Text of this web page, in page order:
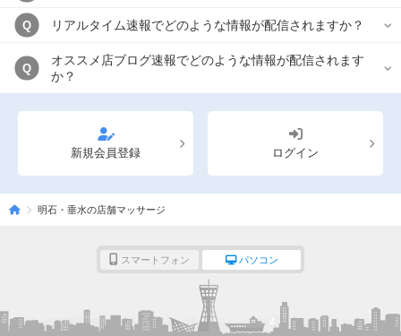
Q リアルタイム速報でどのような情報が配信されますか？
Q
オススメ店ブログ速報でどのような情報が配信されます
か？
新規会員登録 ログイン
明石・垂水の店舗マッサージ
スマートフォン パソコン